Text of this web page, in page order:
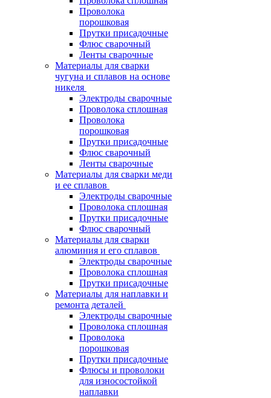
Проволока
порошковая
Прутки присадочные
Флюс сварочный
Ленты сварочные
Материалы для сварки
чугуна и сплавов на основе
никеля
Электроды сварочные
Проволока сплошная
Проволока
порошковая
Прутки присадочные
Флюс сварочный
Ленты сварочные
Материалы для сварки меди
и ее сплавов
Электроды сварочные
Проволока сплошная
Прутки присадочные
Флюс сварочный
Материалы для сварки
алюминия и его сплавов
Электроды сварочные
Проволока сплошная
Прутки присадочные
Материалы для наплавки и
ремонта деталей
Электроды сварочные
Проволока сплошная
Проволока
порошковая
Прутки присадочные
Флюсы и проволоки
для износостойкой
наплавки